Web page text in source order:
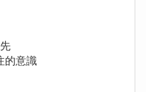
的意識